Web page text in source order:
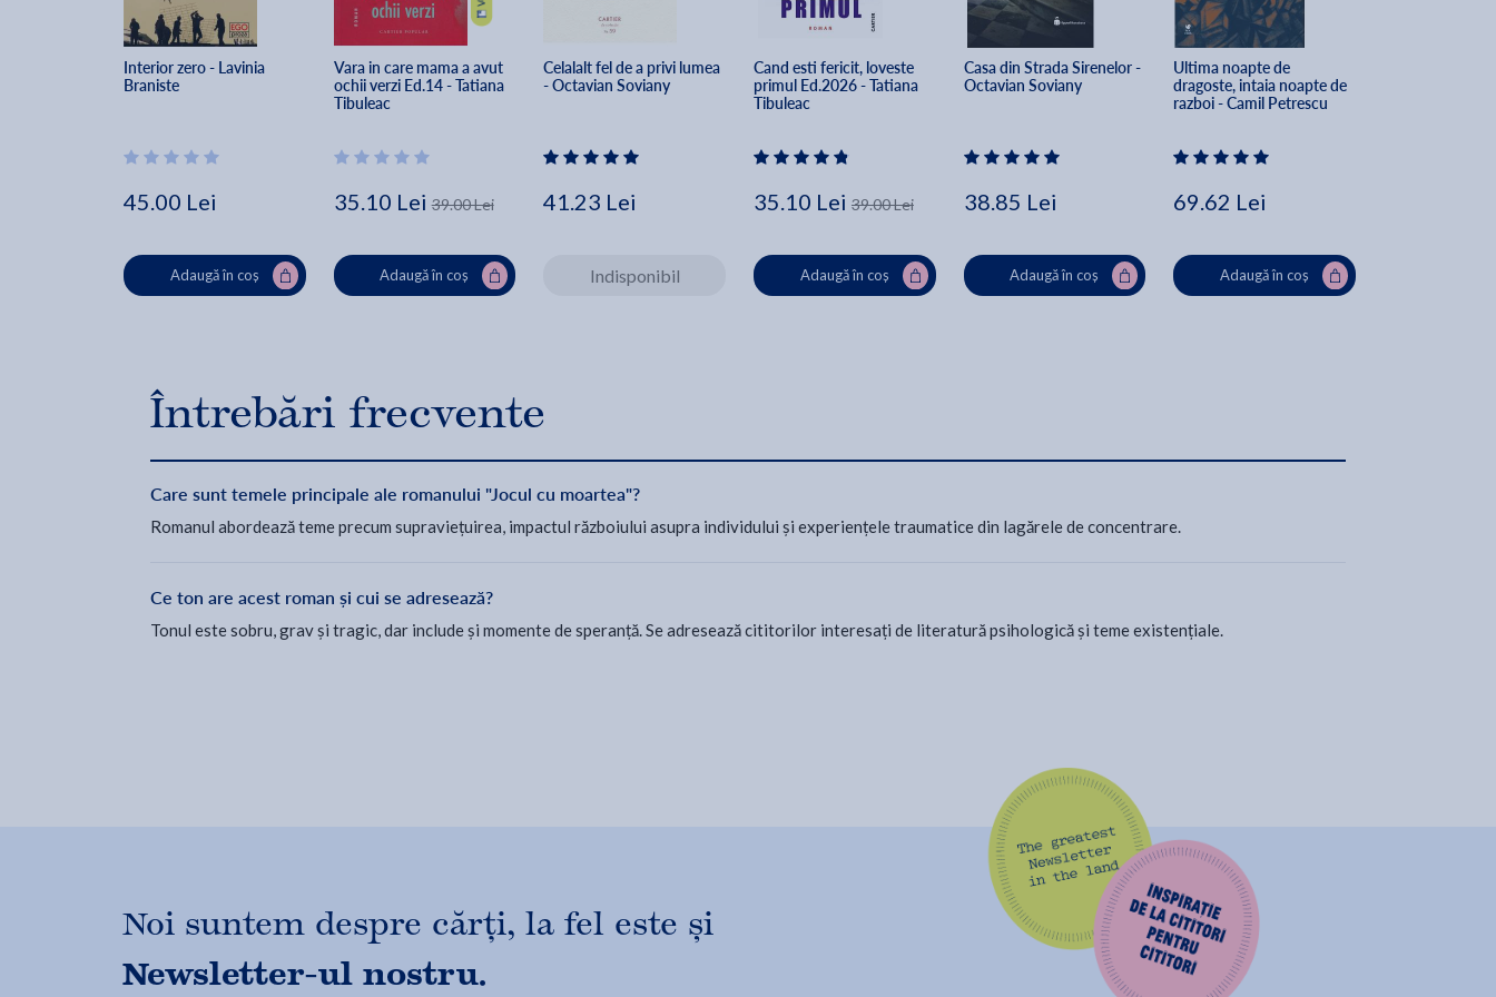
Interior zero - Lavinia
Braniste
45.00 Lei
Adaugă în coș
Vara in care mama a avut
ochii verzi Ed.14 - Tatiana
Tibuleac
35.10 Lei 39.00 Lei
Adaugă în coș
Celalalt fel de a privi lumea
- Octavian Soviany
41.23 Lei
Indisponibil
Cand esti fericit, loveste
primul Ed.2026 - Tatiana
Tibuleac
35.10 Lei 39.00 Lei
Adaugă în coș
Casa din Strada Sirenelor -
Octavian Soviany
38.85 Lei
Adaugă în coș
Ultima noapte de
dragoste, intaia noapte de
razboi - Camil Petrescu
69.62 Lei
Adaugă în coș
Întrebări frecvente
Care sunt temele principale ale romanului "Jocul cu moartea"?
Romanul abordează teme precum supraviețuirea, impactul războiului asupra individului și experiențele traumatice din lagărele de concentrare.
Ce ton are acest roman și cui se adresează?
Tonul este sobru, grav și tragic, dar include și momente de speranță. Se adresează cititorilor interesați de literatură psihologică și teme existențiale.
Noi suntem despre cărți, la fel este și
Newsletter-ul nostru.